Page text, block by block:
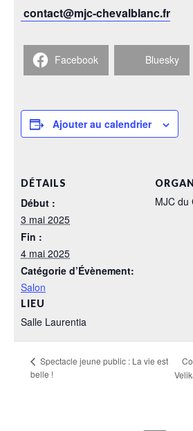
contact@mjc-chevalblanc.fr
Facebook Bluesky
Ajouter au calendrier
DÉTAILS
Début :
3 mai 2025
Fin :
4 mai 2025
Catégorie d’Évènement:
Salon
LIEU
Salle Laurentia
MJC du
Spectacle jeune public : La vie est
belle !